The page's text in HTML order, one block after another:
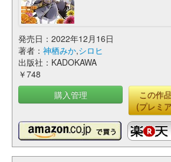
発売日：2022年12月16日
著者： 神栖みか,シロヒ
出版社：KADOKAWA
￥748
購入管理
この作
(プレミ